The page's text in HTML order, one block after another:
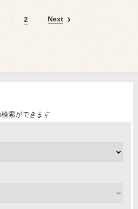
2 Next
索ができます